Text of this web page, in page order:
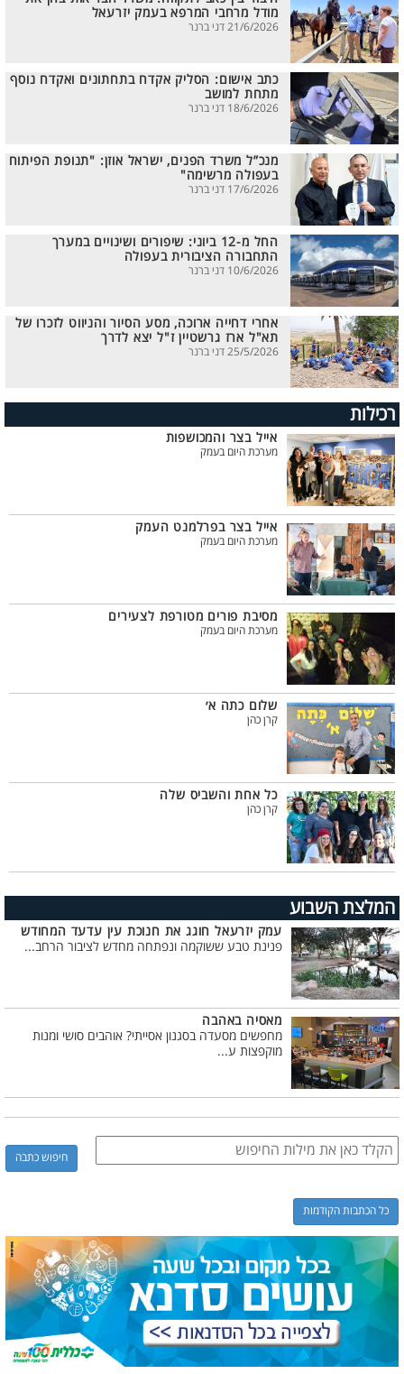
מודל מרחבי המרפא בעמק יזרעאל
21/6/2026 דני ברנר
כתב אישום: הסליק אקדח בתחתונים ואקדח נוסף
מתחת למושב
18/6/2026 דני ברנר
מנכ”ל משרד הפנים, ישראל אוזן: "תנופת הפיתוח
בעפולה מרשימה"
17/6/2026 דני ברנר
החל מ-12 ביוני: שיפורים ושינויים במערך
התחבורה הציבורית בעפולה
10/6/2026 דני ברנר
אחרי דחייה ארוכה, מסע הסיור והניווט לזכרו של
תא"ל ארז גרשטיין ז"ל יצא לדרך
25/5/2026 דני ברנר
רכילות
אייל בצר והמכושפות
מערכת היום בעמק
אייל בצר בפרלמנט העמק
מערכת היום בעמק
מסיבת פורים מטורפת לצעירים
מערכת היום בעמק
שלום כתה א׳
קרן כהן
כל אחת והשביס שלה
קרן כהן
המלצת השבוע
עמק יזרעאל חוגג את חנוכת עין עדעד המחודש
פנינת טבע ששוקמה ונפתחה מחדש לציבור הרחב...
מאסיה באהבה
מחפשים מסעדה בסגנון אסייתי? אוהבים סושי ומנות
מוקפצות ע...
כל הכתבות הקודמות